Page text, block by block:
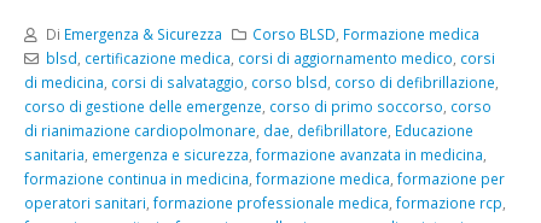
Di Emergenza & Sicurezza Corso BLSD Formazione medica
blsd certificazione medica corsi di aggiornamento medico corsi
di medicina corsi di salvataggio corso blsd corso di defibrillazione
corso di gestione delle emergenze corso di primo soccorso corso
di rianimazione cardiopolmonare dae defibrillatore Educazione
sanitaria emergenza e sicurezza formazione avanzata in medicina
formazione continua in medicina formazione medica formazione per
operatori sanitari formazione professionale medica formazione rcp